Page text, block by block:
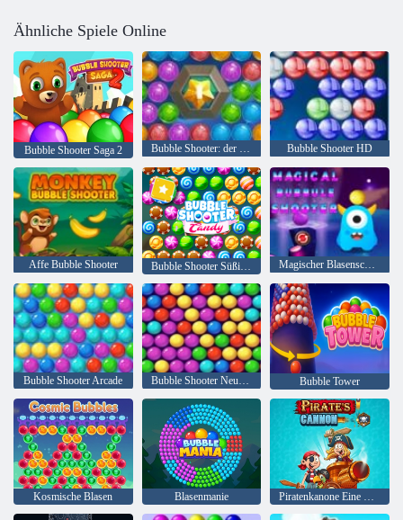
Ähnliche Spiele Online
Bubble Shooter Saga 2 Bubble Shooter: der See Bubble Shooter HD
Affe Bubble Shooter Bubble Shooter Süßigkeiten Magischer Blasenschütze
Bubble Shooter Arcade Bubble Shooter Neustart Bubble Tower
Kosmische Blasen Blasenmanie Piratenkanone Eine Mega-Schlacht